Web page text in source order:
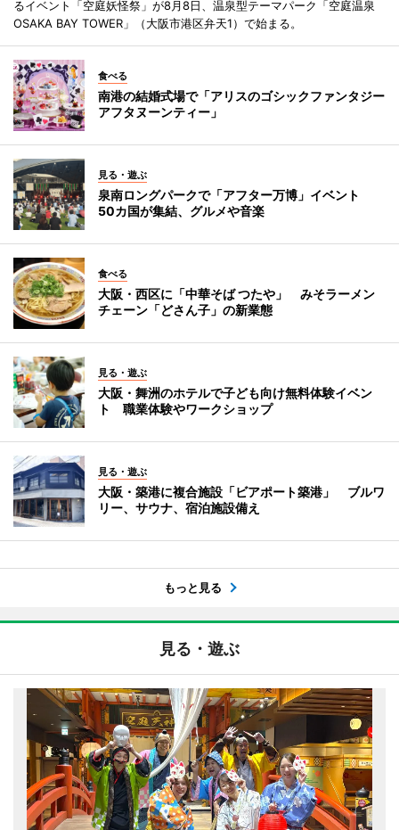
るイベント「空庭妖怪祭」が8月8日、温泉型テーマパーク「空庭温泉
OSAKA BAY TOWER」（大阪市港区弁天1）で始まる。
食べる
南港の結婚式場で「アリスのゴシックファンタジー
アフタヌーンティー」
見る・遊ぶ
泉南ロングパークで「アフター万博」イベント
50カ国が集結、グルメや音楽
食べる
大阪・西区に「中華そば つたや」 みそラーメン
チェーン「どさん子」の新業態
見る・遊ぶ
大阪・舞洲のホテルで子ども向け無料体験イベン
ト 職業体験やワークショップ
見る・遊ぶ
大阪・築港に複合施設「ビアポート築港」 ブルワ
リー、サウナ、宿泊施設備え
もっと見る
見る・遊ぶ